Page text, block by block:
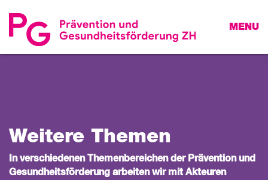
MENU
Weitere Themen
In verschiedenen Themenbereichen der Prävention und
Gesundheitsförderung arbeiten wir mit Akteuren